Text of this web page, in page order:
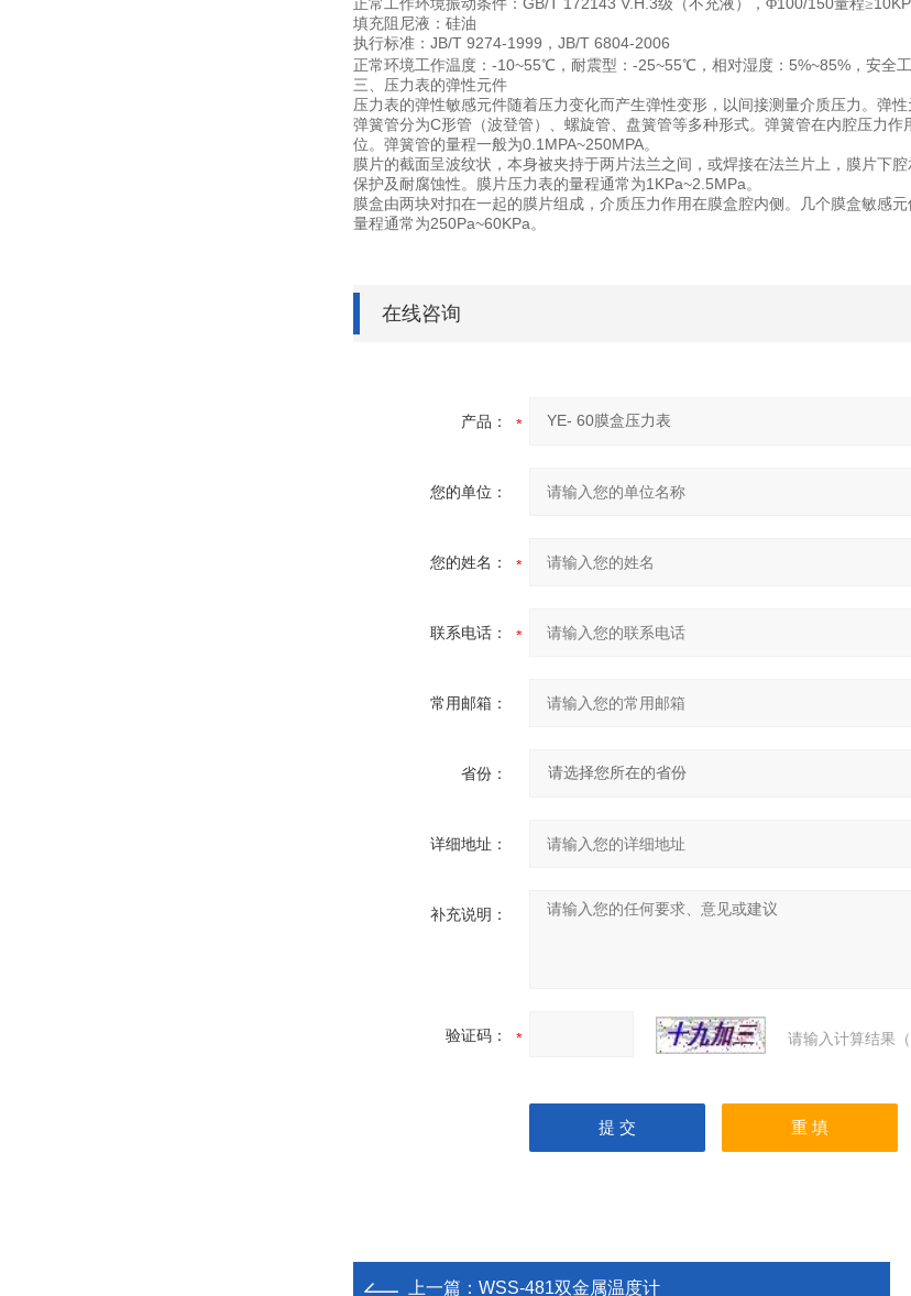
正常工作环境振动条件：
级（不充液），Φ 量程≥
填充阻尼液：硅油
执行标准： JB/T 9274-1999 ， JB/T 6804-2006
正常环境工作温度： -10~55℃，耐震型： -25~55℃，相对湿度： 5%~85% ，安全
三、压力表的弹性元件
压力表的弹性敏感元件随着压力变化而产生弹性变形，以间接测量介质压力。弹
弹簧管分为C形管（波登管）、螺旋管、盘簧管等多种形式。弹簧管在内腔压力
位。弹簧管的量程一般为0.1MPA~250MPA。
膜片的截面呈波纹状，本身被夹持于两片法兰之间，或焊接在法兰片上，膜片下
保护及耐腐蚀性。膜片压力表的量程通常为1KPa~2.5MPa。
膜盒由两块对扣在一起的膜片组成，介质压力作用在膜盒腔内侧。几个膜盒敏感
量程通常为250Pa~60KPa。
在线咨询
产品：
您的单位：
您的姓名：
联系电话：
常用邮箱：
省份：
详细地址：
补充说明：
验证码： 请输入计算结果
上一篇： WSS-481双金属温度计